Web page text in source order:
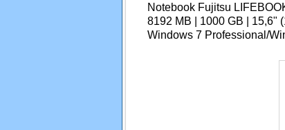
Notebook Fujitsu
8192 MB | 1000 GB | 15,6"
Windows 7 Professional/